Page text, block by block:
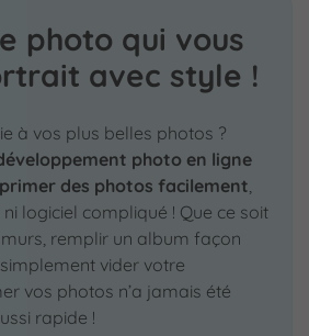
photo qui vous
avec style !
à vos plus belles photos ?
photo en ligne
des photos facilement
logiciel compliqué ! Que ce soit
remplir un album façon
vider votre
vos photos n’a jamais été
rapide !